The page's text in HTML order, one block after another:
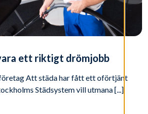
ett riktigt drömjobb
Att städa har fått ett oförtjänt
Städsystem vill utmana [...]